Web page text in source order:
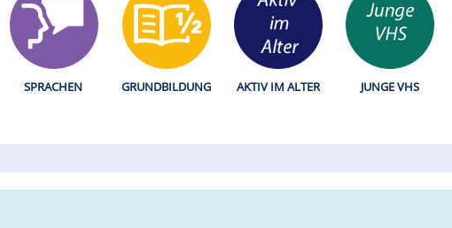
SPRACHEN GRUNDBILDUNG AKTIV IM ALTER JUNGE VHS